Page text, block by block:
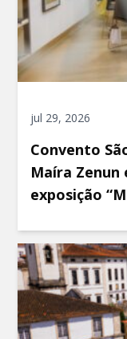
jul 29, 2026
Convento
Maíra Zenun
exposição